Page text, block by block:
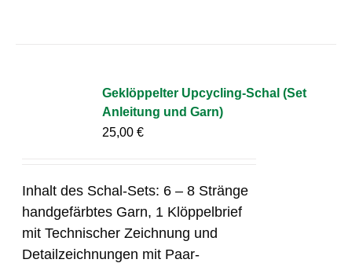
Geklöppelter Upcycling-Schal (Set
Anleitung und Garn)
25,00€
Inhalt des Schal-Sets: 6 – 8 Stränge
handgefärbtes Garn, 1 Klöppelbrief
mit Technischer Zeichnung und
Detailzeichnungen mit Paar-